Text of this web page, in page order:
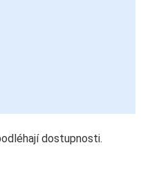
dostupnosti.